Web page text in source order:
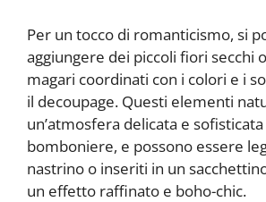
Per un tocco di romanticismo, si
aggiungere dei piccoli fiori secchi
magari coordinati con i colori e i
il decoupage. Questi elementi
un’atmosfera delicata e
bomboniere, e possono essere
nastrino o inseriti in un
un effetto raffinato e boho-chic.